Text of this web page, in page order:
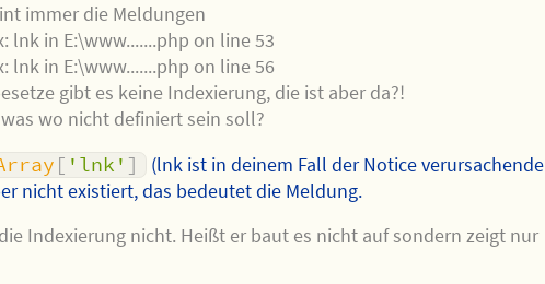
immer die Meldungen
lnk in E:\www.......php on line 53
lnk in E:\www.......php on line 56
gibt es keine Indexierung, die ist aber da?!
wo nicht definiert sein soll?
[ 'lnk' ]
(lnk ist in deinem Fall der Notice verursachende
nicht existiert, das bedeutet die Meldung.
Indexierung nicht. Heißt er baut es nicht auf sondern zeigt nur